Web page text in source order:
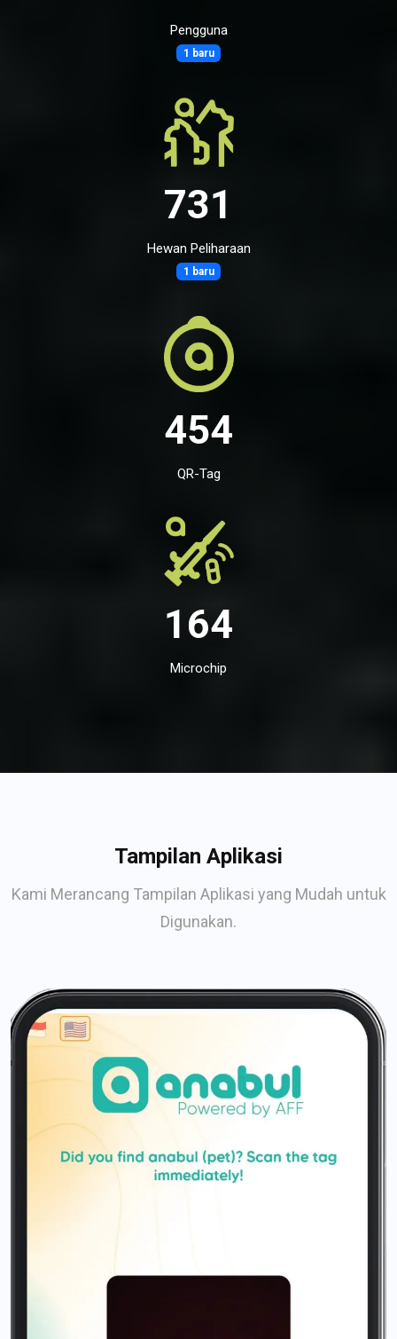
Pengguna
1 baru
731
Hewan Peliharaan
1 baru
454
QR-Tag
164
Microchip
Tampilan Aplikasi
Kami Merancang Tampilan Aplikasi yang Mudah untuk
Digunakan.